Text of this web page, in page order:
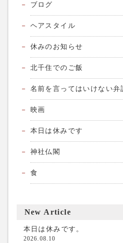
ブログ
ヘアスタイル
休みのお知らせ
北千住でのご飯
名前を言ってはいけない弁
映画
本日は休みです
神社仏閣
食
New Article
本日は休みです。
2026.08.10